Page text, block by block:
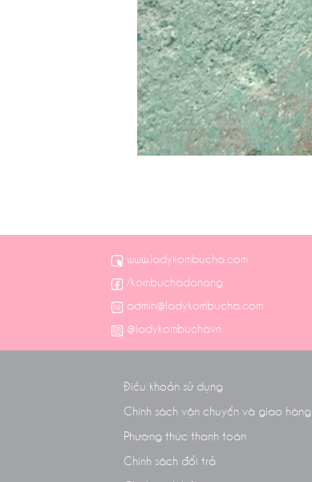
www.ladykombucha.com
/kombuchadanang
admin@ladykombucha.com
@ladykombuchavn
Điều khoản sử dụng
Chính sách vận chuyển và giao hàng
Phương thức thanh toán
Chính sách đổi trả